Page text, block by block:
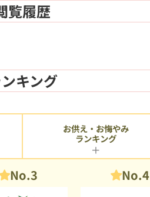
覧履歴
キング
No.3 No.4
お供え・お悔やみ
ランキング